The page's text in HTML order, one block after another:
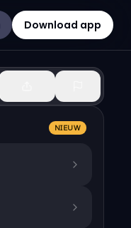
Download app
NIEUW